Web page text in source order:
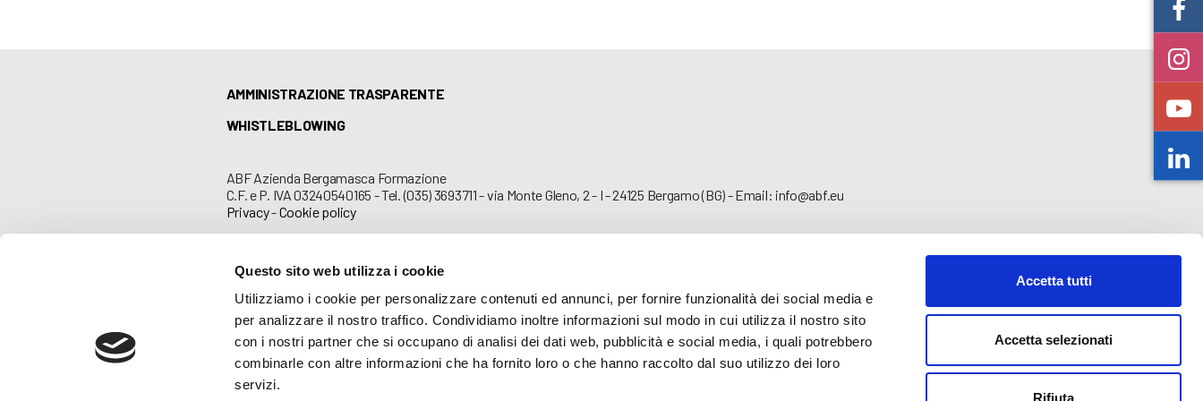
Questo sito web utilizza i cookie
Utilizziamo i cookie per personalizzare contenuti ed annunci, per fornire funzionalità dei social media e
per analizzare il nostro traffico. Condividiamo inoltre informazioni sul modo in cui utilizza il nostro sito
con i nostri partner che si occupano di analisi dei dati web, pubblicità e social media, i quali potrebbero
combinarle con altre informazioni che ha fornito loro o che hanno raccolto dal suo utilizzo dei loro
servizi.
Accetta tutti
Accetta selezionati
Rifiuta
AMMINISTRAZIONE TRASPARENTE
WHISTLEBLOWING
ABF Azienda Bergamasca Formazione
C.F. e P. IVA 03240540165 - Tel. (035) 3693711 - via Monte Gleno, 2 - I - 24125 Bergamo (BG) - Email: info@abf.eu
Privacy-Cookie policy